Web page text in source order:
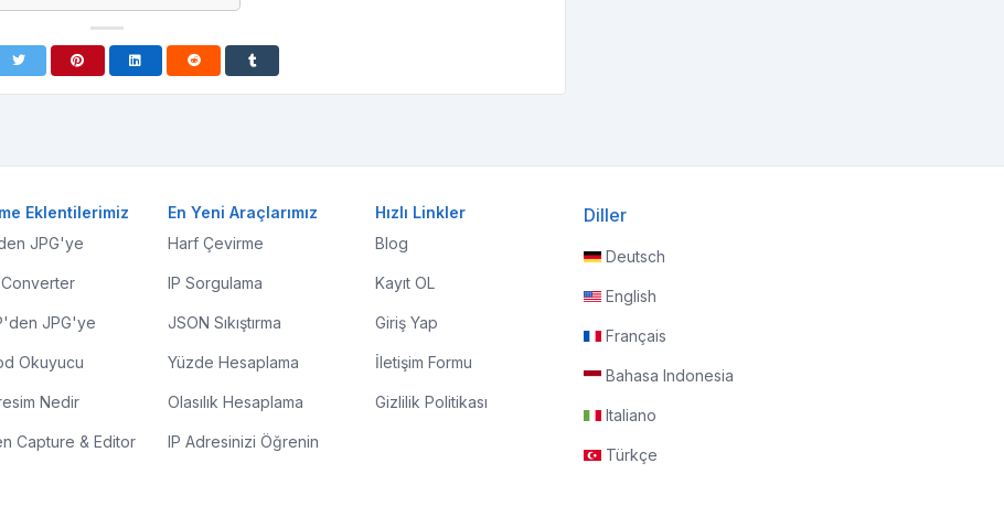
Eklentilerimiz
JPG'ye
JPG'ye
Okuyucu
Nedir
Capture & Editor
En Yeni Araçlarımız
Harf Çevirme
IP Sorgulama
JSON Sıkıştırma
Yüzde Hesaplama
Olasılık Hesaplama
IP Adresinizi Öğrenin
Hızlı Linkler
Blog
Kayıt OL
Giriş Yap
İletişim Formu
Gizlilik Politikası
Diller
Deutsch
English
Français
Bahasa Indonesia
Italiano
Türkçe